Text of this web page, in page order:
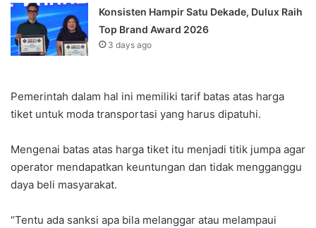
Konsisten Hampir Satu Dekade, Dulux Raih
Top Brand Award 2026
3 days ago
Pemerintah dalam hal ini memiliki tarif batas atas harga
tiket untuk moda transportasi yang harus dipatuhi.
Mengenai batas atas harga tiket itu menjadi titik jumpa agar
operator mendapatkan keuntungan dan tidak mengganggu
daya beli masyarakat.
“Tentu ada sanksi apa bila melanggar atau melampaui